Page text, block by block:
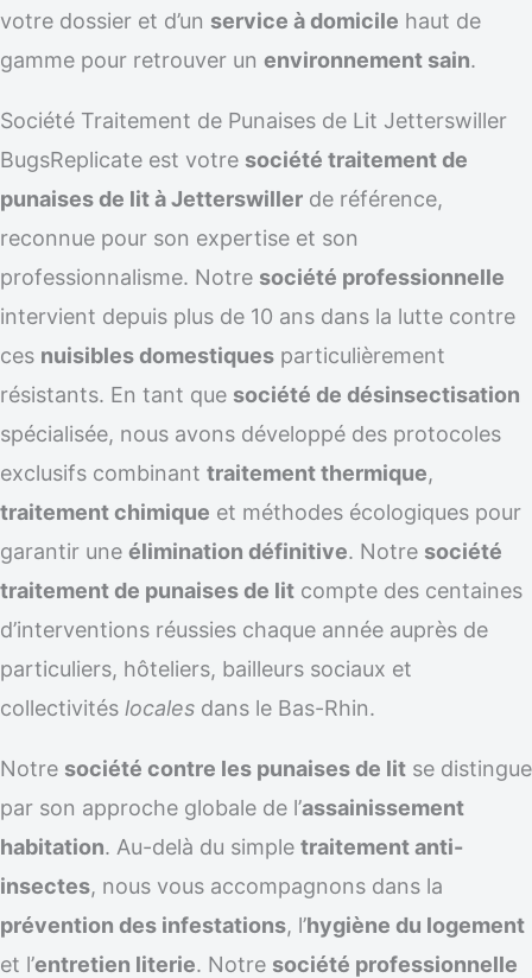
votre dossier et d’un service à domicile haut de
gamme pour retrouver un environnement sain.
Société Traitement de Punaises de Lit Jetterswiller
BugsReplicate est votre société traitement de
punaises de lit à Jetterswiller de référence,
reconnue pour son expertise et son
professionnalisme. Notre société professionnelle
intervient depuis plus de 10 ans dans la lutte contre
ces nuisibles domestiques particulièrement
résistants. En tant que société de désinsectisation
spécialisée, nous avons développé des protocoles
exclusifs combinant traitement thermique,
traitement chimique et méthodes écologiques pour
garantir une élimination définitive. Notre société
traitement de punaises de lit compte des centaines
d’interventions réussies chaque année auprès de
particuliers, hôteliers, bailleurs sociaux et
collectivités locales dans le Bas-Rhin.
Notre société contre les punaises de lit se distingue
par son approche globale de l’assainissement
habitation. Au-delà du simple traitement anti-
insectes, nous vous accompagnons dans la
prévention des infestations, l’hygiène du logement
et l’entretien literie. Notre société professionnelle